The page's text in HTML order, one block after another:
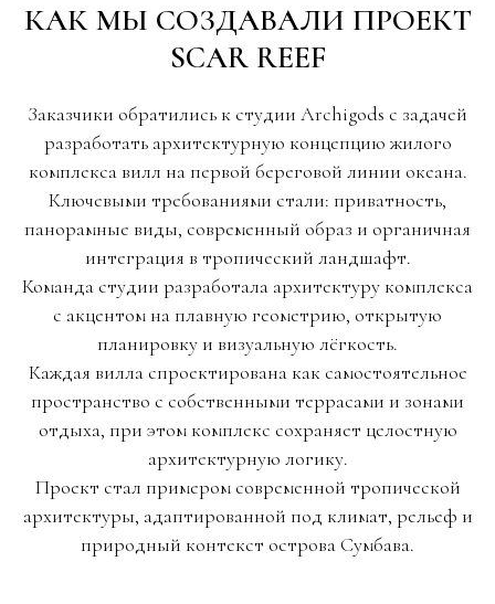
КАК МЫ СОЗДАВАЛИ ПРОЕКТ
SCAR REEF
Заказчики обратились к студии Archigods с задачей
разработать архитектурную концепцию жилого
комплекса вилл на первой береговой линии океана.
Ключевыми требованиями стали: приватность,
панорамные виды, современный образ и органичная
интеграция в тропический ландшафт.
Команда студии разработала архитектуру комплекса
с акцентом на плавную геометрию, открытую
планировку и визуальную лёгкость.
Каждая вилла спроектирована как самостоятельное
пространство с собственными террасами и зонами
отдыха, при этом комплекс сохраняет целостную
архитектурную логику.
Проект стал примером современной тропической
архитектуры, адаптированной под климат, рельеф и
природный контекст острова Сумбава.